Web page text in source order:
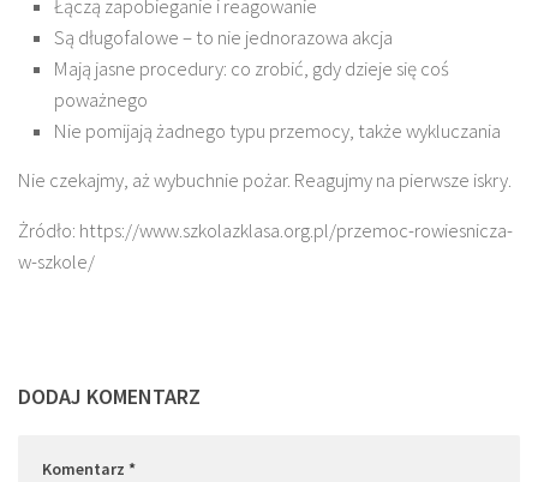
Łączą zapobieganie i reagowanie
Są długofalowe – to nie jednorazowa akcja
Mają jasne procedury: co zrobić, gdy dzieje się coś
poważnego
Nie pomijają żadnego typu przemocy, także wykluczania
Nie czekajmy, aż wybuchnie pożar. Reagujmy na pierwsze iskry.
Żródło: https://www.szkolazklasa.org.pl/przemoc-rowiesnicza-
w-szkole/
DODAJ KOMENTARZ
Komentarz *